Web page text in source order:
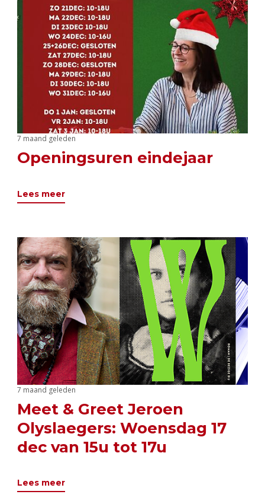
7 maand geleden
Openingsuren eindejaar
Lees meer
7 maand geleden
Meet & Greet Jeroen
Olyslaegers: Woensdag 17
dec van 15u tot 17u
Lees meer